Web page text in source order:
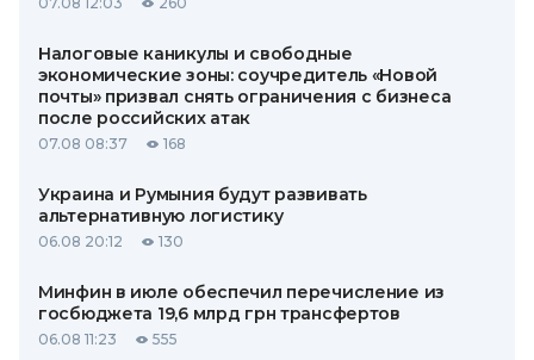
Налоговые каникулы и свободные
экономические зоны: соучредитель «Новой
почты» призвал снять ограничения с бизнеса
после российских атак
07.08 08:37 168
Украина и Румыния будут развивать
альтернативную логистику
06.08 20:12 130
Минфин в июле обеспечил перечисление из
госбюджета 19,6 млрд грн трансфертов
06.08 11:23 555